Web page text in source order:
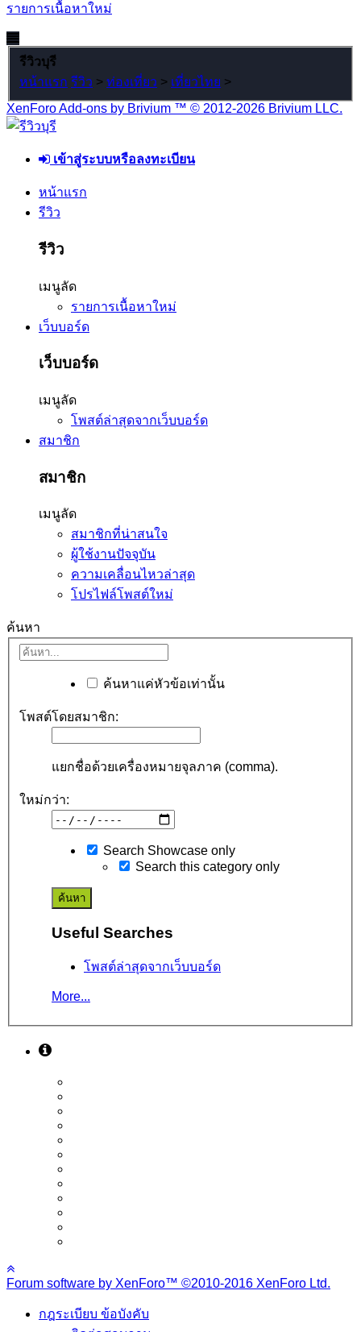
รายการเนื้อหาใหม่
รีวิวบุรี
หน้าแรก รีวิว > ท่องเที่ยว > เที่ยวไทย >
XenForo Add-ons by Brivium ™ © 2012-2026 Brivium LLC.
เข้าสู่ระบบหรือลงทะเบียน
หน้าแรก
รีวิว
รีวิว
เมนูลัด
รายการเนื้อหาใหม่
เว็บบอร์ด
เว็บบอร์ด
เมนูลัด
โพสต์ล่าสุดจากเว็บบอร์ด
สมาชิก
สมาชิก
เมนูลัด
สมาชิกที่น่าสนใจ
ผู้ใช้งานปัจจุบัน
ความเคลื่อนไหวล่าสุด
โปรไฟล์โพสต์ใหม่
ค้นหา
ค้นหาแค่หัวข้อเท่านั้น
โพสต์โดยสมาชิก:
แยกชื่อด้วยเครื่องหมายจุลภาค (comma).
ใหม่กว่า:
Search Showcase only
Search this category only
Useful Searches
โพสต์ล่าสุดจากเว็บบอร์ด
More...
Forum software by XenForo™ ©2010-2016 XenForo Ltd.
กฎระเบียบ ข้อบังคับ